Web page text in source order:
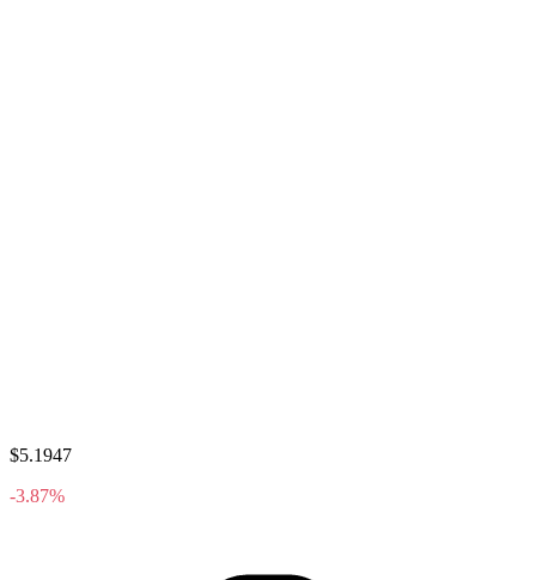
$5.1947
-3.87%